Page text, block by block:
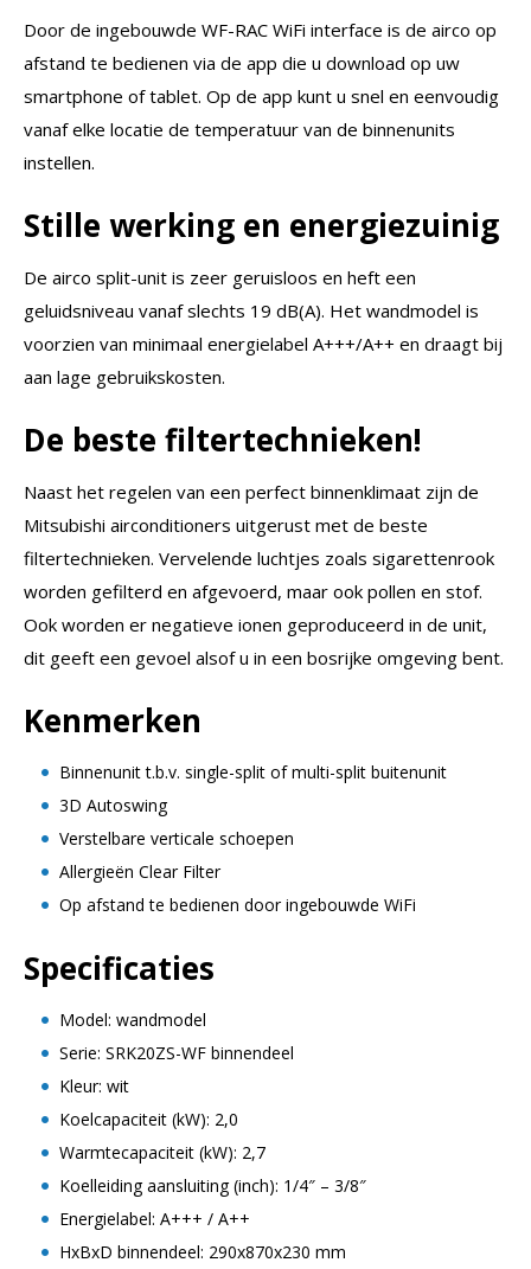
Door de ingebouwde WF-RAC WiFi interface is de airco op
afstand te bedienen via de app die u download op uw
smartphone of tablet. Op de app kunt u snel en eenvoudig
vanaf elke locatie de temperatuur van de binnenunits
instellen.
Stille werking en energiezuinig
De airco split-unit is zeer geruisloos en heft een
geluidsniveau vanaf slechts 19 dB(A). Het wandmodel is
voorzien van minimaal energielabel A+++/A++ en draagt bij
aan lage gebruikskosten.
De beste filtertechnieken!
Naast het regelen van een perfect binnenklimaat zijn de
Mitsubishi airconditioners uitgerust met de beste
filtertechnieken. Vervelende luchtjes zoals sigarettenrook
worden gefilterd en afgevoerd, maar ook pollen en stof.
Ook worden er negatieve ionen geproduceerd in de unit,
dit geeft een gevoel alsof u in een bosrijke omgeving bent.
Kenmerken
Binnenunit t.b.v. single-split of multi-split buitenunit
3D Autoswing
Verstelbare verticale schoepen
Allergieën Clear Filter
Op afstand te bedienen door ingebouwde WiFi
Specificaties
Model: wandmodel
Serie: SRK20ZS-WF binnendeel
Kleur: wit
Koelcapaciteit (kW): 2,0
Warmtecapaciteit (kW): 2,7
Koelleiding aansluiting (inch): 1/4″ – 3/8″
Energielabel: A+++ / A++
HxBxD binnendeel: 290x870x230 mm